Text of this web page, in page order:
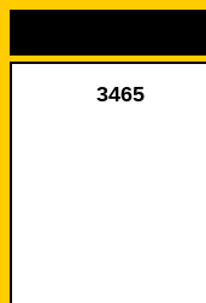
3465